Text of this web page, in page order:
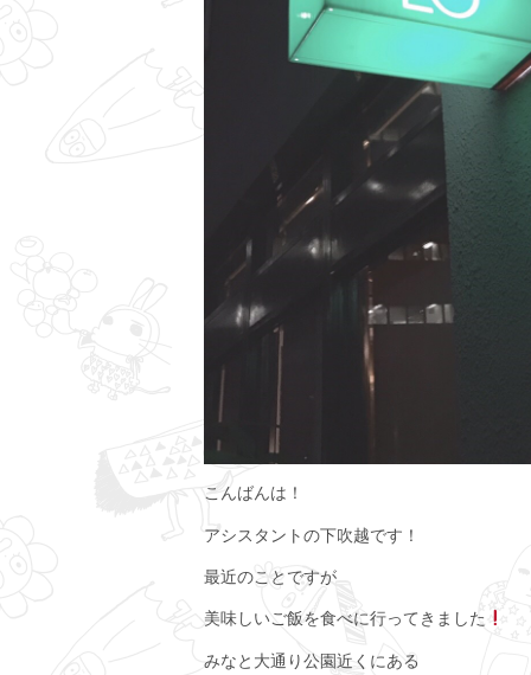
こんばんは！
アシスタントの下吹越です！
最近のことですが
美味しいご飯を食べに行ってきました
みなと大通り公園近くにある